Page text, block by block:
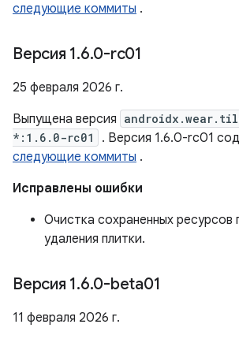
следующие коммиты .
Версия 1.6.0-rc01
25 февраля 2026 г.
Выпущена версия
*:1.6.0-rc01
. Версия 1.6.0-rc01
следующие коммиты .
Исправлены ошибки
Очистка сохраненных ресурсов
удаления плитки.
Версия 1.6.0-beta01
11 февраля 2026 г.